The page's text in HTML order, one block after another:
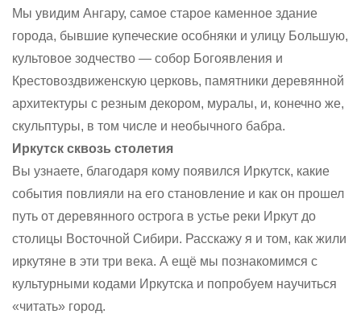
Мы увидим Ангару, самое старое каменное здание
города, бывшие купеческие особняки и улицу Большую,
культовое зодчество — собор Богоявления и
Крестовоздвиженскую церковь, памятники деревянной
архитектуры с резным декором, муралы, и, конечно же,
скульптуры, в том числе и необычного бабра.
Иркутск сквозь столетия
Вы узнаете, благодаря кому появился Иркутск, какие
события повлияли на его становление и как он прошел
путь от деревянного острога в устье реки Иркут до
столицы Восточной Сибири. Расскажу я и том, как жили
иркутяне в эти три века. А ещё мы познакомимся с
культурными кодами Иркутска и попробуем научиться
«читать» город.